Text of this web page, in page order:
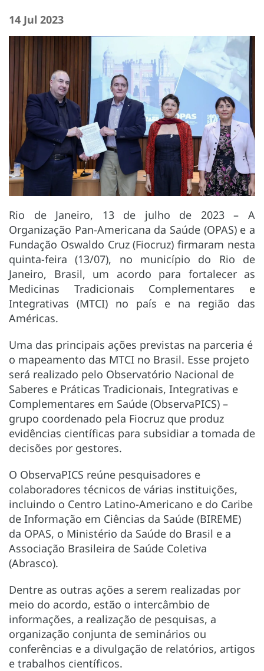
14 Jul 2023
Rio de Janeiro, 13 de julho de 2023 – A
Organização Pan-Americana da Saúde (OPAS) e a
Fundação Oswaldo Cruz (Fiocruz) firmaram nesta
quinta-feira (13/07), no município do Rio de
Janeiro, Brasil, um acordo para fortalecer as
Medicinas Tradicionais Complementares e
Integrativas (MTCI) no país e na região das
Américas.
Uma das principais ações previstas na parceria é
o mapeamento das MTCI no Brasil. Esse projeto
será realizado pelo Observatório Nacional de
Saberes e Práticas Tradicionais, Integrativas e
Complementares em Saúde (ObservaPICS) –
grupo coordenado pela Fiocruz que produz
evidências científicas para subsidiar a tomada de
decisões por gestores.
O ObservaPICS reúne pesquisadores e
colaboradores técnicos de várias instituições,
incluindo o Centro Latino-Americano e do Caribe
de Informação em Ciências da Saúde (BIREME)
da OPAS, o Ministério da Saúde do Brasil e a
Associação Brasileira de Saúde Coletiva
(Abrasco).
Dentre as outras ações a serem realizadas por
meio do acordo, estão o intercâmbio de
informações, a realização de pesquisas, a
organização conjunta de seminários ou
conferências e a divulgação de relatórios, artigos
e trabalhos científicos.